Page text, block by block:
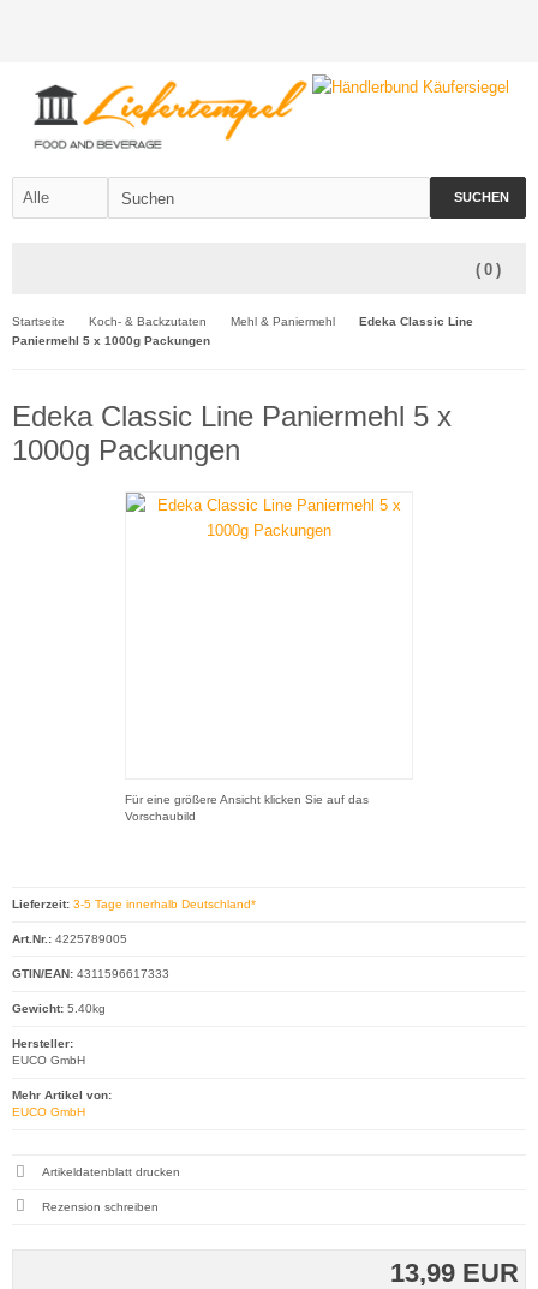
SUCHEN
( 0 )
Startseite Koch- & Backzutaten Mehl & Paniermehl
Edeka Classic Line
Paniermehl 5 x 1000g Packungen
Edeka Classic Line Paniermehl 5 x
1000g Packungen
Für eine größere Ansicht klicken Sie auf das
Vorschaubild
13,99 EUR
Lieferzeit: 3-5 Tage innerhalb Deutschland*
Art.Nr.: 4225789005
GTIN/EAN: 4311596617333
Gewicht: 5.40kg
Hersteller:
EUCO GmbH
Mehr Artikel von:
EUCO GmbH
Artikeldatenblatt drucken
Rezension schreiben